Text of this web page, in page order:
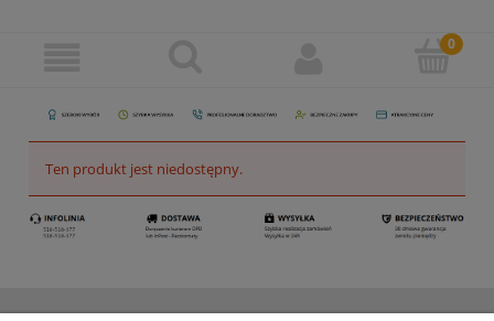
Ten produkt jest niedostępny.